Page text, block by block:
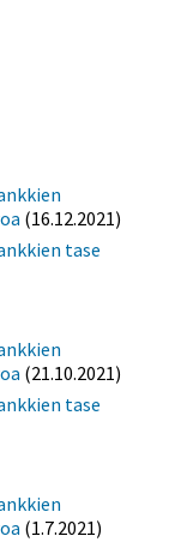
(16.12.2021)
tase
(21.10.2021)
tase
(1.7.2021)